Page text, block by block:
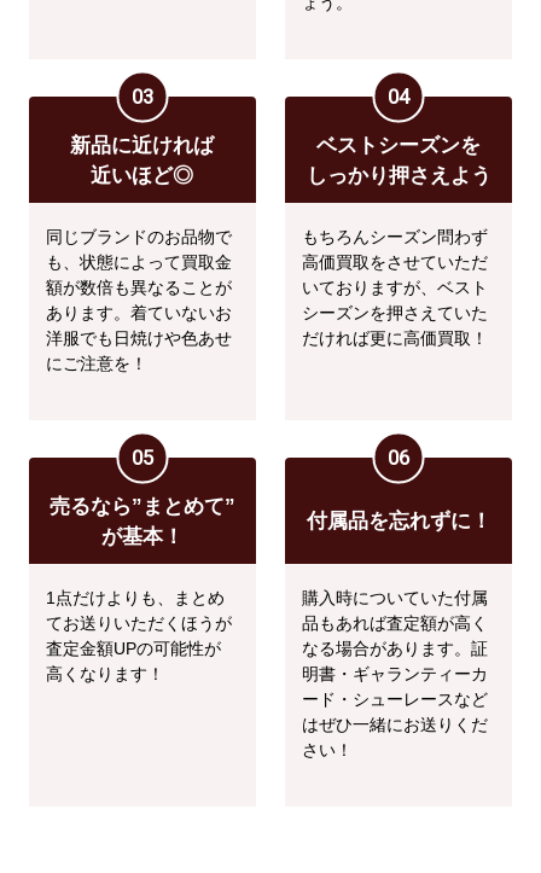
03
新品に近ければ
近いほど◎
同じブランドのお品物で
も、状態によって買取金
額が数倍も異なることが
あります。着ていないお
洋服でも日焼けや色あせ
にご注意を！
04
ベストシーズンを
しっかり押さえよう
もちろんシーズン問わず
高価買取をさせていただ
いておりますが、ベスト
シーズンを押さえていた
だければ更に高価買取！
05
売るなら”まとめて”
が基本！
1点だけよりも、まとめ
てお送りいただくほうが
査定金額UPの可能性が
高くなります！
06
付属品を忘れずに！
購入時についていた付属
品もあれば査定額が高く
なる場合があります。証
明書・ギャランティーカ
ード・シューレースなど
はぜひ一緒にお送りくだ
さい！